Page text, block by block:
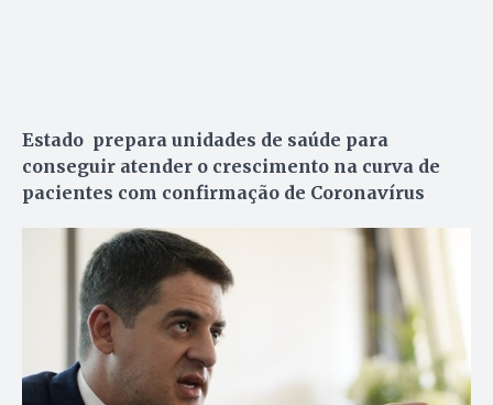
Estado prepara unidades de saúde para
conseguir atender o crescimento na curva de
pacientes com confirmação de Coronavírus